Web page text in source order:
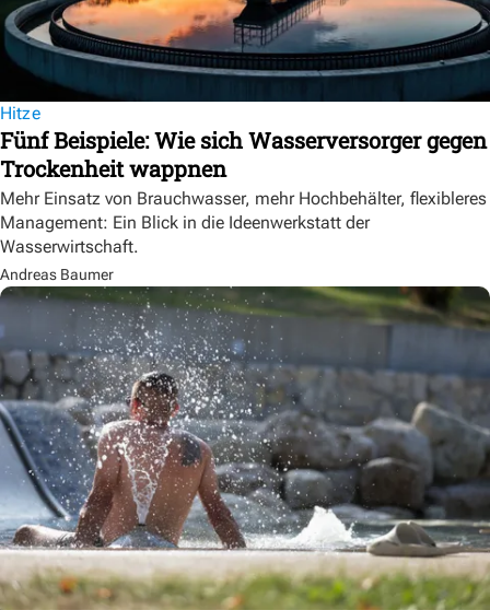
Hitze
Fünf Beispiele: Wie sich Wasserversorger gegen
Trockenheit wappnen
Mehr Einsatz von Brauchwasser, mehr Hochbehälter, flexibleres
Management: Ein Blick in die Ideenwerkstatt der
Wasserwirtschaft.
Andreas Baumer